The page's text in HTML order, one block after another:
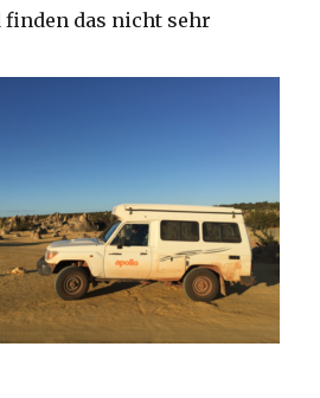
das nicht sehr